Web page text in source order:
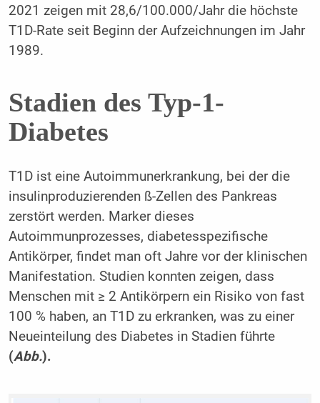
2021 zeigen mit 28,6/100.000/Jahr die höchste
T1D-Rate seit Beginn der Aufzeichnungen im Jahr
1989.
Stadien des Typ-1-
Diabetes
T1D ist eine Autoimmunerkrankung, bei der die
insulinproduzierenden ß-Zellen des Pankreas
zerstört werden. Marker dieses
Autoimmunprozesses, diabetesspezifische
Antikörper, findet man oft Jahre vor der klinischen
Manifestation. Studien konnten zeigen, dass
Menschen mit ≥ 2 Antikörpern ein Risiko von fast
100 % haben, an T1D zu erkranken, was zu einer
Neueinteilung des Diabetes in Stadien führte
(Abb.).